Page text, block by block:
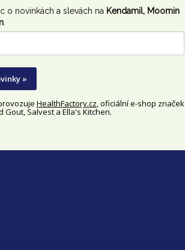
o novinkách a slevách na Kendamil, Moomin
.
»
HealthFactory.cz, oficiálníe-shop značek
Gout, Salvest a Ella's Kitchen.